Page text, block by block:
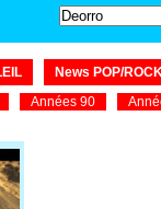
News POP/
Années 90